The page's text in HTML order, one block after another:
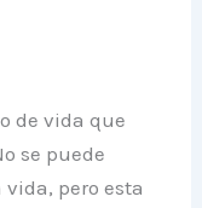
de vida que
se puede
pero esta